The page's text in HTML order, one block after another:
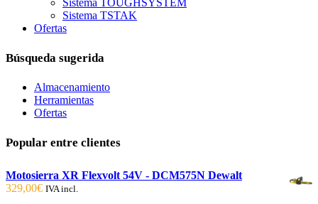
Sistema TOUGHSYSTEM
Sistema TSTAK
Ofertas
Búsqueda sugerida
Almacenamiento
Herramientas
Ofertas
Popular entre clientes
Motosierra XR Flexvolt 54V - DCM575N Dewalt
329,00€ IVA incl.